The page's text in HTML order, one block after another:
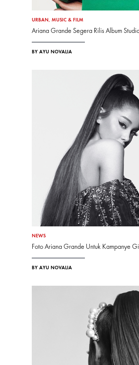
URBAN, MUSIC & FILM
Ariana Grande Segera Rilis Album
BY AYU NOVALIA
NEWS
Foto Ariana Grande Untuk Kampanye
BY AYU NOVALIA